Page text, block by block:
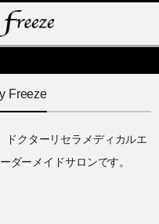
Freeze
ドクターリセラメディカルエ
ダーメイドサロンです。